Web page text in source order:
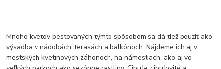
Zápustné umývadlá
sprchový záves
vodovodná batéria
čierna kúpelňová batéria
vaňa retro
voľne stojaca vaňa
retro kúpeľne
Nákup tovaru pre firmy bez DPH
Bez DPH
Mnoho kvetov pestovaných týmto spôsobom sa dá tiež použiť ako
výsadba v nádobách, terasách a balkónoch. Nájdeme ich aj v
mestských kvetinových záhonoch, na námestiach, ako aj vo